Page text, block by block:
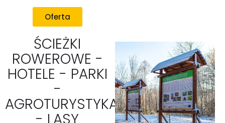
Oferta
ŚCIEŻKI
ROWEROWE -
HOTELE - PARKI
-
AGROTURYSTYKA